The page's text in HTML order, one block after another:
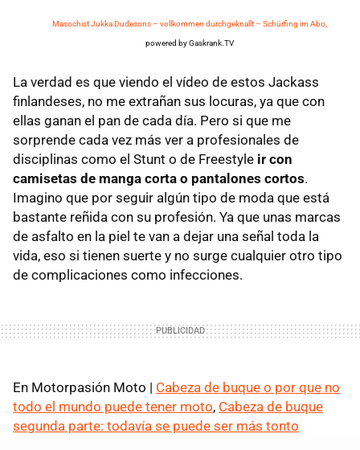
Masochist Jukka Dudesons – vollkommen durchgeknallt – Schürfing im Abo,
powered by Gaskrank.TV
La verdad es que viendo el vídeo de estos Jackass
finlandeses, no me extrañan sus locuras, ya que con
ellas ganan el pan de cada día. Pero si que me
sorprende cada vez más ver a profesionales de
disciplinas como el Stunt o de Freestyle ir con
camisetas de manga corta o pantalones cortos.
Imagino que por seguir algún tipo de moda que está
bastante reñida con su profesión. Ya que unas marcas
de asfalto en la piel te van a dejar una señal toda la
vida, eso si tienen suerte y no surge cualquier otro tipo
de complicaciones como infecciones.
En Motorpasión Moto | Cabeza de buque o por que no
todo el mundo puede tener moto, Cabeza de buque
segunda parte: todavía se puede ser más tonto